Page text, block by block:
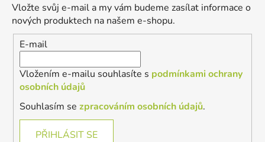
Vložte svůj e-mail a my vám budeme zasílat informace o
nových produktech na našem e-shopu.
E-mail
Vložením e-mailu souhlasíte s podmínkami ochrany
osobních údajů
Souhlasím se zpracováním osobních údajů.
PŘIHLÁSIT SE